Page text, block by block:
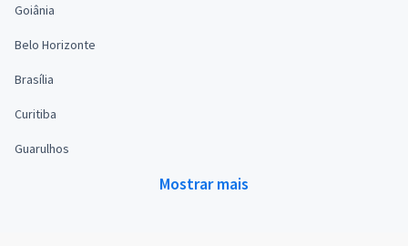
Goiânia
Belo Horizonte
Brasília
Curitiba
Guarulhos
Mostrar mais